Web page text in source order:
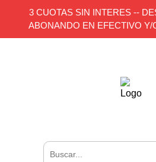
3 CUOTAS SIN INTERES --
ABONANDO EN EFECTIVO